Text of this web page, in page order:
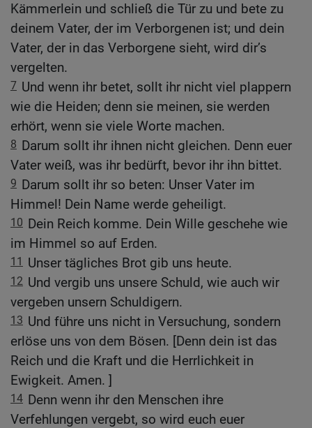
Kämmerlein und schließ die Tür zu und bete zu
deinem Vater, der im Verborgenen ist; und dein
Vater, der in das Verborgene sieht, wird dir’s
vergelten.
7 Und wenn ihr betet, sollt ihr nicht viel plappern
wie die Heiden; denn sie meinen, sie werden
erhört, wenn sie viele Worte machen.
8 Darum sollt ihr ihnen nicht gleichen. Denn euer
Vater weiß, was ihr bedürft, bevor ihr ihn bittet.
9 Darum sollt ihr so beten: Unser Vater im
Himmel! Dein Name werde geheiligt.
10 Dein Reich komme. Dein Wille geschehe wie
im Himmel so auf Erden.
11 Unser tägliches Brot gib uns heute.
12 Und vergib uns unsere Schuld, wie auch wir
vergeben unsern Schuldigern.
13 Und führe uns nicht in Versuchung, sondern
erlöse uns von dem Bösen. [Denn dein ist das
Reich und die Kraft und die Herrlichkeit in
Ewigkeit. Amen. ]
14 Denn wenn ihr den Menschen ihre
Verfehlungen vergebt, so wird euch euer